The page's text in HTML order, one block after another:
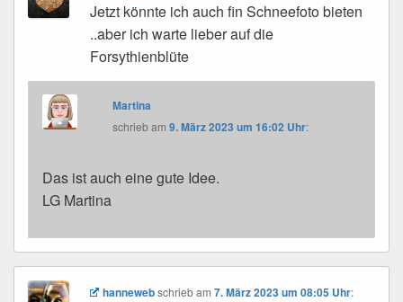
Jetzt könnte ich auch fin Schneefoto bieten
..aber ich warte lieber auf die
Forsythienblüte
Martina
schriebam9. März 2023 um 16:02 Uhr:
Das ist auch eine gute Idee.
LG Martina
hannewebschriebam7. März 2023 um 08:05 Uhr: